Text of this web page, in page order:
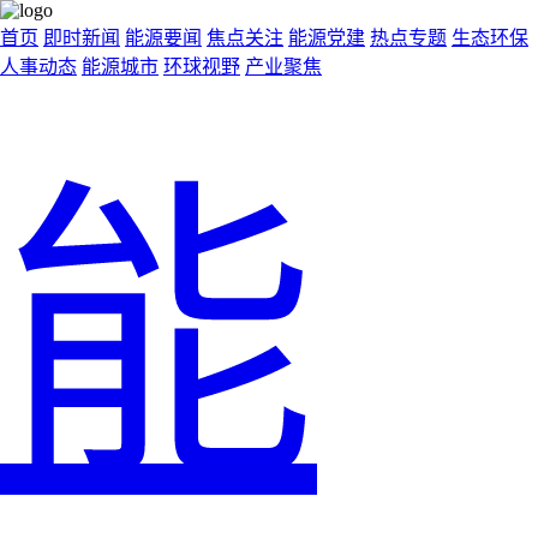
首页 即时新闻 能源要闻 焦点关注 能源党建 热点专题 生态环保
人事动态 能源城市 环球视野 产业聚焦
能